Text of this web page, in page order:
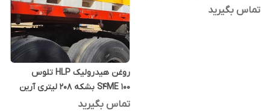
تماس بگیرید
روغن هیدرولیک HLP تلوس
S4ME 100 بشکه 208 لیتری آرین
پترو ایده
تماس بگیرید